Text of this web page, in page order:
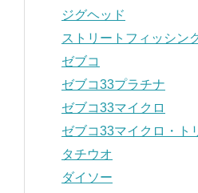
ジグヘッド
ストリートフィッシン
ゼブコ
ゼブコ33プラチナ
ゼブコ33マイクロ
ゼブコ33マイクロ・ト
タチウオ
ダイソー